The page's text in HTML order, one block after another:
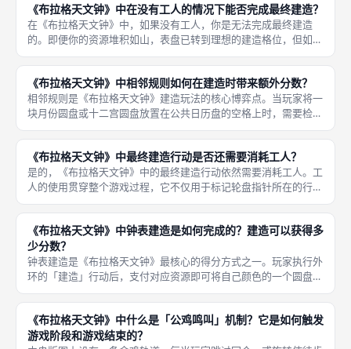
图上收回
《布拉格天文钟》中在没有工人的情况下能否完成最终建造？
在《布拉格天文钟》中，如果没有工人，你是无法完成最终建造
的。即便你的资源堆积如山，表盘已转到理想的建造格位，但如果
在放置工人的环节发现已无可用工人（所有的工人米宝都在版图上
尚未回收），那么你只能选择跳过回合先回收工人，或者放弃本次
建造行动。
《布拉格天文钟》中相邻规则如何在建造时带来额外分数？
相邻规则是《布拉格天文钟》建造玩法的核心博弈点。当玩家将一
块月份圆盘或十二宫圆盘放置在公共日历盘的空格上时，需要检查
该空格四边（上下左右）是否有与自己同色的板块。 这意味着规
划得当的玩家，放置一块新板块不仅能拿到基础 2 分，还能因为被
自己
《布拉格天文钟》中最终建造行动是否还需要消耗工人？
是的，《布拉格天文钟》中的最终建造行动依然需要消耗工人。工
人的使用贯穿整个游戏过程，它不仅用于标记轮盘指针所在的行动
位置，也是执行外环行动（包括建造）的前提。 你只有在手指针
位置上放置了工人，才能完整执行该位置对应的外环建造操作。如
果一名玩
《布拉格天文钟》中钟表建造是如何完成的？建造可以获得多
少分数？
钟表建造是《布拉格天文钟》最核心的得分方式之一。玩家执行外
环的「建造」行动后，支付对应资源即可将自己颜色的一个圆盘板
块放置在空格上。公共板图的中央日历盘分为月份圆盘和十二宫圆
盘两大建造区，每个区又分割出多个空格。 建造可以获得两部分
的分数：
《布拉格天文钟》中什么是「公鸡鸣叫」机制？它是如何触发
游戏阶段和游戏结束的？